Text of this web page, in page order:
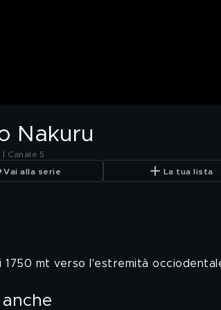
Nakuru
Canale 5
Vai alla serie La tua lista
mt verso l'estremità